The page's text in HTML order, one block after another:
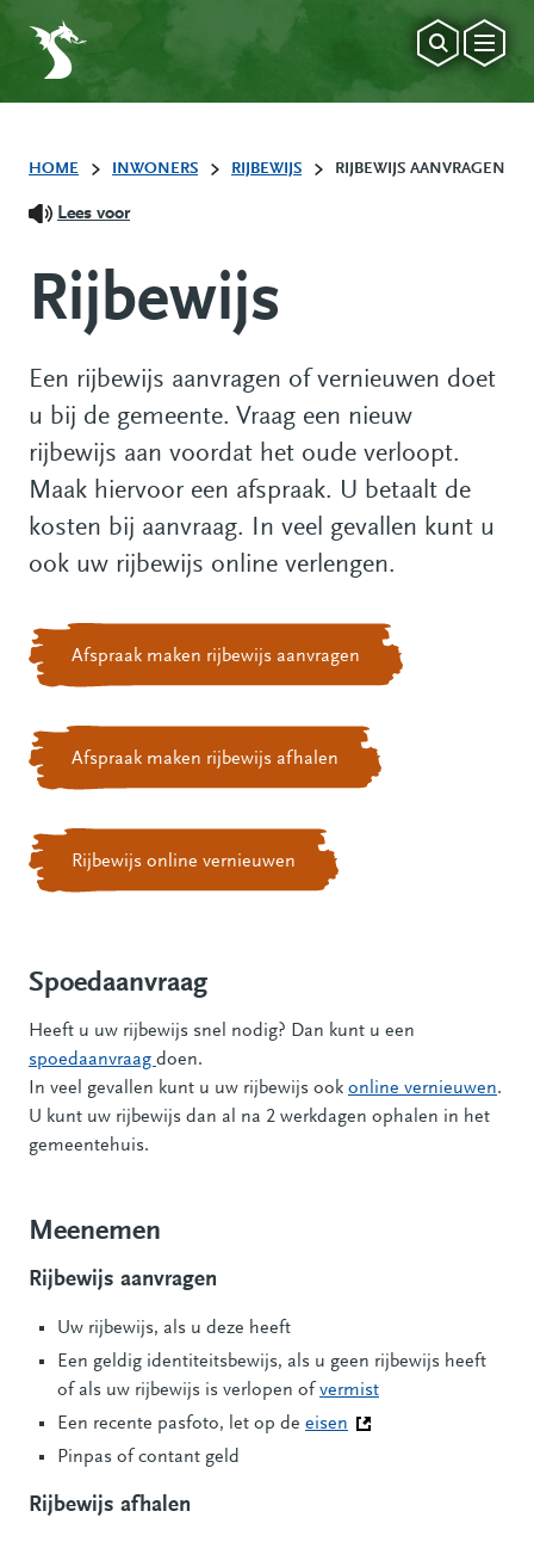
HOME INWONERS RIJBEWIJS RIJBEWIJS AANVRAGEN
Lees voor
Rijbewijs
Een rijbewijs aanvragen of vernieuwen doet
u bij de gemeente. Vraag een nieuw
rijbewijs aan voordat het oude verloopt.
Maak hiervoor een afspraak. U betaalt de
kosten bij aanvraag. In veel gevallen kunt u
ook uw rijbewijs online verlengen.
Afspraak maken rijbewijs aanvragen
Afspraak maken rijbewijs afhalen
Rijbewijs online vernieuwen
Spoedaanvraag
Heeft u uw rijbewijs snel nodig? Dan kunt u een
spoedaanvraag doen.
In veel gevallen kunt u uw rijbewijs ook online vernieuwen.
U kunt uw rijbewijs dan al na 2 werkdagen ophalen in het
gemeentehuis.
Meenemen
Rijbewijs aanvragen
Uw rijbewijs, als u deze heeft
Een geldig identiteitsbewijs, als u geen rijbewijs heeft
of als uw rijbewijs is verlopen of vermist
Een recente pasfoto, let op de eisen (Deze link gaat naar
Pinpas of contant geld
Rijbewijs afhalen